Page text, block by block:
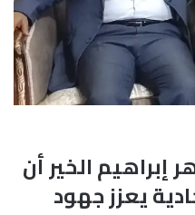
إبراهيم الخير أن
يعزز جهود